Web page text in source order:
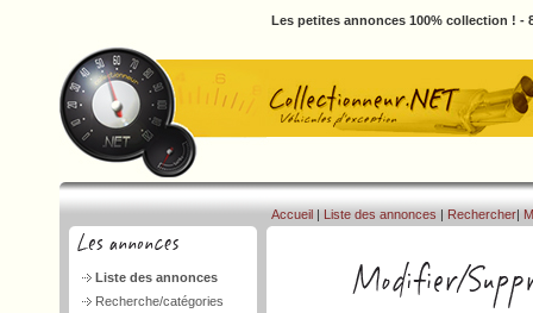
Les petites annonces 100% collection ! -
Liste des annonces
Recherche/catégories
Accueil | Liste des annonces | Rechercher|